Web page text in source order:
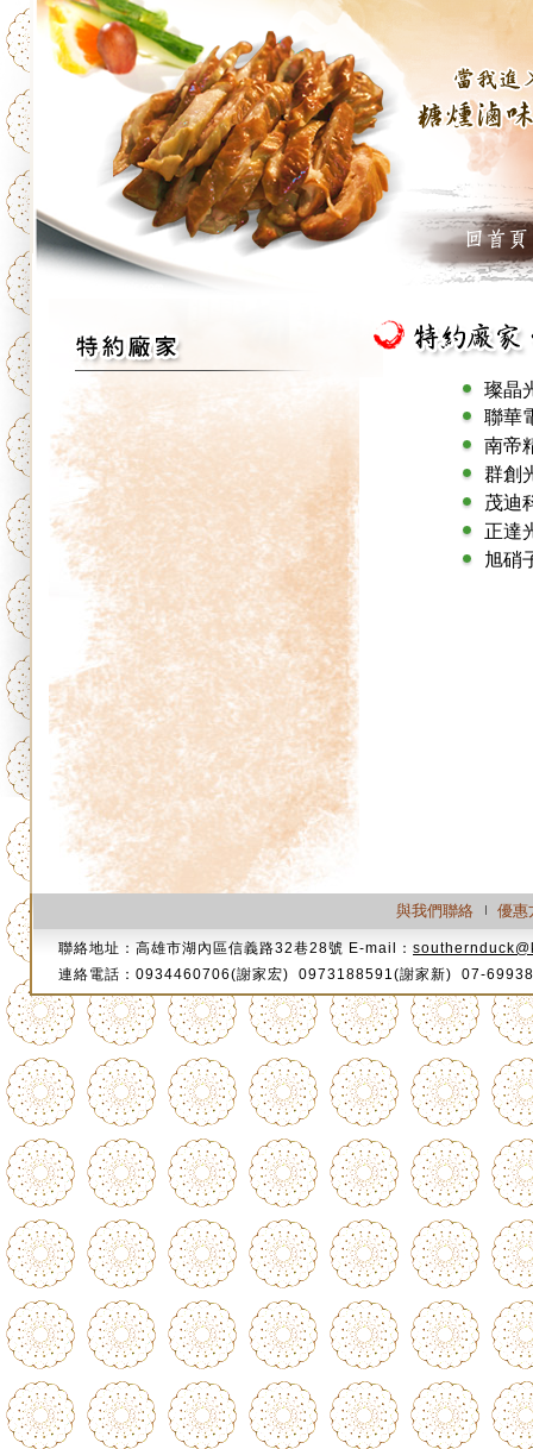
璨晶
聯華
南帝
群創
茂迪
正達
旭硝
與我們聯絡 優惠
聯絡地址：高雄市湖內區信義路32巷28號 E-mail：
連絡電話：0934460706(謝家宏) 0973188591(謝家新) 07-